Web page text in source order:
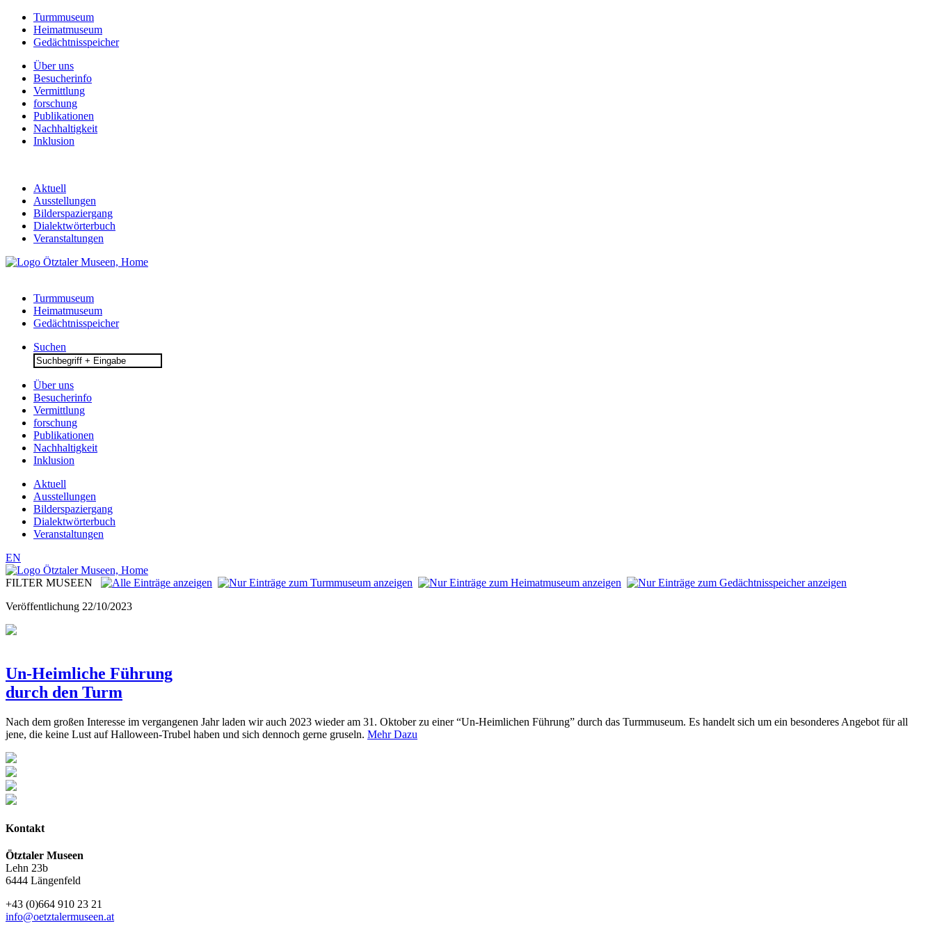
Turmmuseum
Heimatmuseum
Gedächtnisspeicher
Über uns
Besucherinfo
Vermittlung
forschung
Publikationen
Nachhaltigkeit
Inklusion
Aktuell
Ausstellungen
Bilderspaziergang
Dialektwörterbuch
Veranstaltungen
Turmmuseum
Heimatmuseum
Gedächtnisspeicher
Suchen
Search
for:
Über uns
Besucherinfo
Vermittlung
forschung
Publikationen
Nachhaltigkeit
Inklusion
Aktuell
Ausstellungen
Bilderspaziergang
Dialektwörterbuch
Veranstaltungen
EN
FILTER MUSEEN
Veröffentlichung 22/10/2023
Un-Heimliche Führung
durch den Turm
Nach dem großen Interesse im vergangenen Jahr laden wir auch 2023 wieder am 31. Oktober zu einer “Un-Heimlichen Führung” durch das Turmmuseum. Es handelt sich um ein besonderes Angebot für all
jene, die keine Lust auf Halloween-Trubel haben und sich dennoch gerne gruseln. Mehr Dazu
Kontakt
Ötztaler Museen
Lehn 23b
6444 Längenfeld
+43 (0)664 910 23 21
info@oetztalermuseen.at